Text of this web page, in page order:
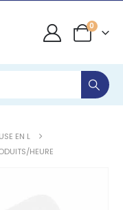
0
EN L
HEURE